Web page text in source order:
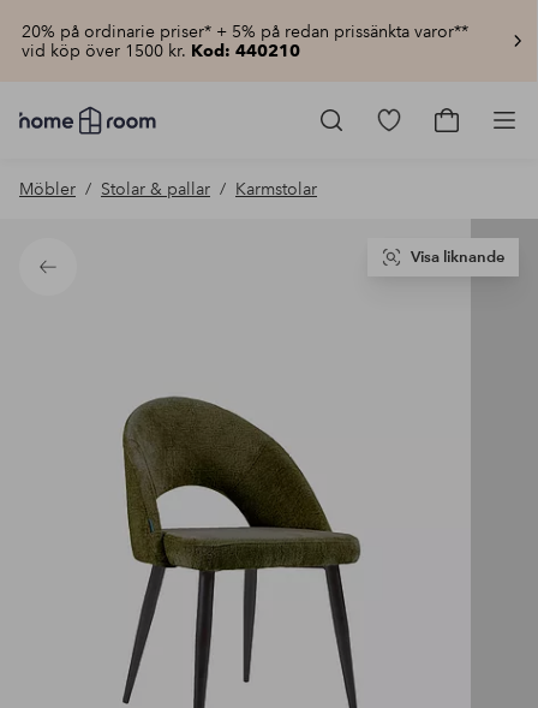
20% på ordinarie priser* + 5% på redan prissänkta varor**
vid köp över 1500 kr. Kod: 440210
Homeroom
–
hemmet
pris
Gå
Gå
Möbler Stolar & pallar Karmstolar
Tillbaka
Visa liknande